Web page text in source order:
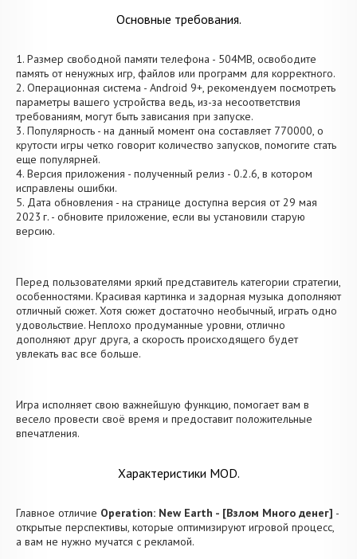
Основные требования.
1. Размер свободной памяти телефона - 504MB, освободите
память от ненужных игр, файлов или программ для корректного.
2. Операционная система - Android 9+, рекомендуем посмотреть
параметры вашего устройства ведь, из-за несоответствия
требованиям, могут быть зависания при запуске.
3. Популярность - на данный момент она составляет 770000, о
крутости игры четко говорит количество запусков, помогите стать
еще популярней.
4. Версия приложения - полученный релиз - 0.2.6, в котором
исправлены ошибки.
5. Дата обновления - на странице доступна версия от 29 мая
2023 г. - обновите приложение, если вы установили старую
версию.
Перед пользователями яркий представитель категории стратегии,
особенностями. Красивая картинка и задорная музыка дополняют
отличный сюжет. Хотя сюжет достаточно необычный, играть одно
удовольствие. Неплохо продуманные уровни, отлично
дополняют друг друга, а скорость происходящего будет
увлекать вас все больше.
Игра исполняет свою важнейшую функцию, помогает вам в
весело провести своё время и предоставит положительные
впечатления.
Характеристики MOD.
Главное отличие Operation: New Earth - [Взлом Много денег] -
открытые перспективы, которые оптимизируют игровой процесс,
а вам не нужно мучатся с рекламой.